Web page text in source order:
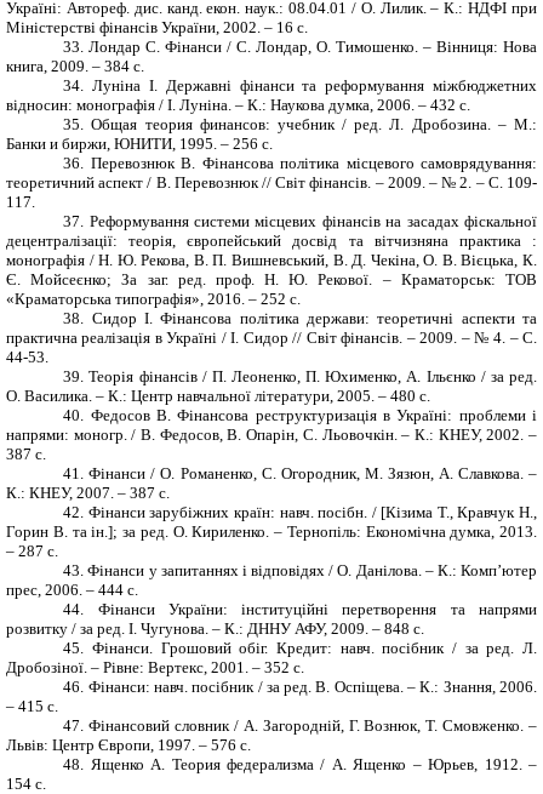
Україні: Автореф. дис. канд. екон. наук.: 08.04.01 / О. Лилик. – К.: НДФІ при
Міністерстві фінансів України, 2002. – 16 с.
33. Лондар С. Фінанси / С. Лондар, О. Тимошенко. – Вінниця: Нова
книга, 2009. – 384 с.
34. Луніна І. Державні фінанси та реформування міжбюджетних
відносин: монографія / І. Луніна. – К.: Наукова думка, 2006. – 432 с.
35. Общая теория финансов: учебник / ред. Л. Дробозина. –М.:
Банки и биржи, ЮНИТИ, 1995. – 256 с.
36. Перевознюк В. Фінансова політика місцевого самоврядування:
теоретичний аспект / В. Перевознюк // Світ фінансів. – 2009. – № 2. – С. 109-
117.
37. Реформування системи місцевих фінансів на засадах фіскальної
децентралізації: теорія, європейський досвід та вітчизняна практика :
монографія / Н. Ю. Рекова, В. П. Вишневський, В. Д. Чекіна, О. В. Вієцька, К.
Є. Мойсеєнко; За заг. ред. проф. Н. Ю. Рекової. – Краматорськ: ТОВ
«Краматорська типографія», 2016. – 252 с.
38. Сидор І. Фінансова політика держави: теоретичні аспекти та
практична реалізація в Україні / І. Сидор // Світ фінансів. – 2009. – № 4. – С.
44-53.
39. Теорія фінансів / П. Леоненко, П. Юхименко, А. Ільєнко / за ред.
О. Василика. – К.: Центр навчальної літератури, 2005. – 480 с.
40. Федосов В. Фінансова реструктуризація в Україні: проблеми і
напрями: моногр. / В. Федосов, В. Опарін, С. Льовочкін. – К.: КНЕУ, 2002. –
387 с.
41. Фінанси / О. Романенко, С. Огородник, М. Зязюн, А. Славкова. –
К.: КНЕУ, 2007. – 387 с.
42. Фінанси зарубіжних країн: навч. посібн. / [Кізима Т., Кравчук Н.,
Горин В. та ін.]; за ред. О. Кириленко. – Тернопіль: Економічна думка, 2013.
– 287 с.
43. Фінанси у запитаннях і відповідях / О. Данілова. – К.: Комп’ютер
прес, 2006. – 444 с.
44.
Фінанси України: інституційні перетворення та напрями
розвитку / за ред. І. Чугунова. – К.: ДННУ АФУ, 2009. – 848 с.
45. Фінанси. Грошовий обіг. Кредит: навч. посібник / за ред. Л.
Дробозіної. – Рівне: Вертекс, 2001. – 352 с.
46. Фінанси: навч. посібник / за ред. В. Оспіщева. – К.: Знання, 2006.
– 415 с.
47. Фінансовий словник / А. Загородній, Г. Вознюк, Т. Смовженко. –
Львів: Центр Європи, 1997. – 576 с.
48. Ященко А. Теория федерализма / А. Ященко – Юрьев, 1912. –
154 с.